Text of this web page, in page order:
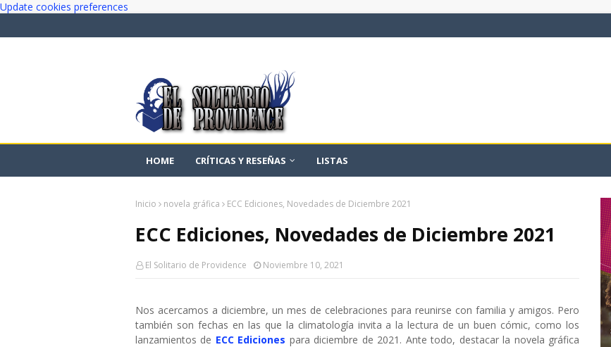
Update cookies preferences
HOME CRÍTICAS Y RESEÑAS LISTAS
Inicio novela gráfica ECC Ediciones, Novedades de Diciembre 2021
ECC Ediciones, Novedades de Diciembre 2021
El Solitario de Providence Noviembre 10, 2021
Nos acercamos a diciembre, un mes de celebraciones para reunirse con familia y amigos. Pero
también son fechas en las que la climatología invita a la lectura de un buen cómic, como los
lanzamientos de ECC Ediciones para diciembre de 2021. Ante todo, destacar la novela gráfica